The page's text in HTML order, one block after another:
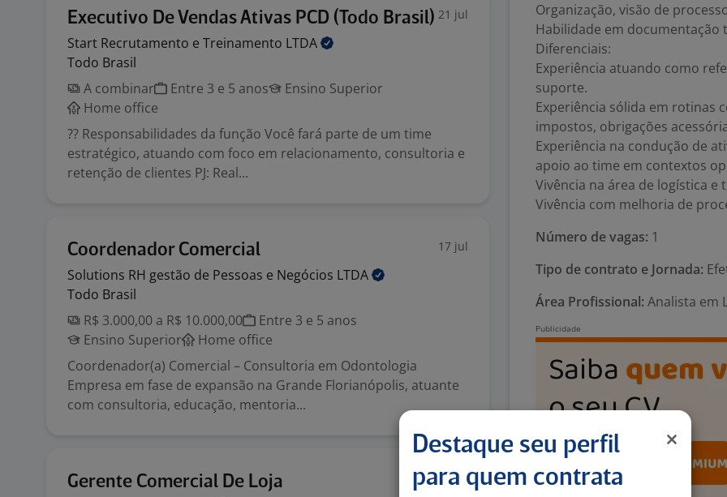
Executivo De Vendas Ativas PCD (Todo Brasil) 21 jul
Start Recrutamento e Treinamento LTDA
Todo Brasil
A combinar
Entre 3 e 5 anos
Ensino Superior
Home office
?? Responsabilidades da função Você fará parte de um time
estratégico, atuando com foco em relacionamento, consultoria e
retenção de clientes PJ: Real...
Coordenador Comercial 17 jul
Solutions RH gestão de Pessoas e Negócios LTDA
Todo Brasil
R$ 3.000,00 a R$ 10.000,00
Entre 3 e 5 anos
Ensino Superior
Home office
Coordenador(a) Comercial – Consultoria em Odontologia
Empresa em fase de expansão na Grande Florianópolis, atuante
com consultoria, educação, mentoria...
Gerente Comercial De Loja 3 jul
Organização, visão de
Habilidade em documentação
Diferenciais:
Experiência atuando como
suporte.
Experiência sólida em rotinas
impostos, obrigações
Experiência na condução de
apoio ao time em contextos
Vivência na área de logística e
Vivência com melhoria de
Número de vagas: 1
Tipo de contrato e Jornada:
Área Profissional: Analista em
Destaque seu perfil
para quem contrata